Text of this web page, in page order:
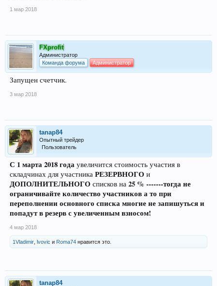
1 мар 2018
FXprofit
Администратор
Команда форума
Администратор
Запущен счетчик.
3 мар 2018
tanap84
Опытный трейдер
Пользователь
С 1 марта 2018 года увеличится стоимость участия в
складчинах для участника РЕЗЕРВНОГО и
ДОПОЛНИТЕЛЬНОГО списков на 25 % -------тогда не
ограничивайте количество участников а то при
переполнении основного списка многие не запишуться и
попадут в резерв с увеличенным взносом!
4 мар 2018
1Vladimir lvovic и Roma74 нравится это.
tanap84